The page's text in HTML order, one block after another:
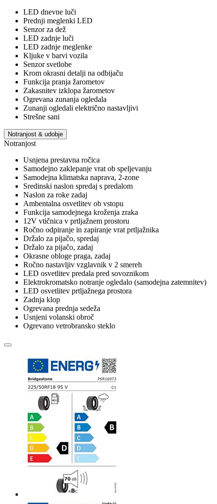
LED dnevne luči
Prednji meglenki LED
Senzor za dež
LED zadnje luči
LED zadnje meglenke
Kljuke v barvi vozila
Senzor svetlobe
Krom okrasni detalji na odbijaču
Funkcija pranja žarometov
Zakasnitev izklopa žarometov
Ogrevana zunanja ogledala
Zunanji ogledali električno nastavljivi
Strešne sani
Notranjost & udobje
Notranjost
Usnjena prestavna ročica
Samodejno zaklepanje vrat ob speljevanju
Samodejna klimatska naprava, 2-zone
Sredinski naslon spredaj s predalom
Naslon za roke zadaj
Ambentalna osvetlitev ob vstopu
Funkcija samodejnega kroženja zraka
12V vtičnica v prtljažnem prostoru
Ročno odpiranje in zapiranje vrat prtljažnika
Držalo za pijačo, spredaj
Držalo za pijačo, zadaj
Okrasne obloge praga, zadaj
Ročno nastavljiv vzglavnik v 2 smereh
LED osvetlitev predala pred sovoznikom
Elektrokromatsko notranje ogledalo (samodejna zatemnitev)
LED osvetlitev prtljažnega prostora
Zadnja klop
Ogrevana prednja sedeža
Usnjeni volanski obroč
Ogrevano vetrobransko steklo